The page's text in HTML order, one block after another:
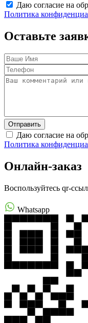
Даю согласие на
Политика
Оставьте
Даю согласие на
Политика
Онлайн-заказ
Воспользуйтесь qr-
Whatsapp